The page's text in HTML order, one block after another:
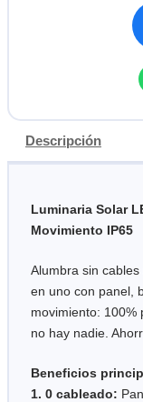
Descripción
Luminaria Solar
Movimiento IP65
Alumbra sin
en uno con panel,
movimiento: 100%
no hay nadie.
Beneficios
1. 0 cableado: